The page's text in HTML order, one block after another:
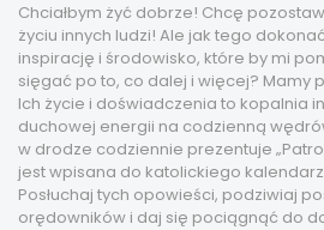
Chciałbym żyć dobrze! Chcę
życiu innych ludzi! Ale jak tego
inspirację i środowisko, które by mi
sięgać po to, co dalej i więcej? Mamy
Ich życie i doświadczenia to kopalnia
duchowej energii na codzienną
w drodze codziennie prezentuje
jest wpisana do katolickiego
Posłuchaj tych opowieści, podziwiaj
orędowników i daj się pociągnąć do